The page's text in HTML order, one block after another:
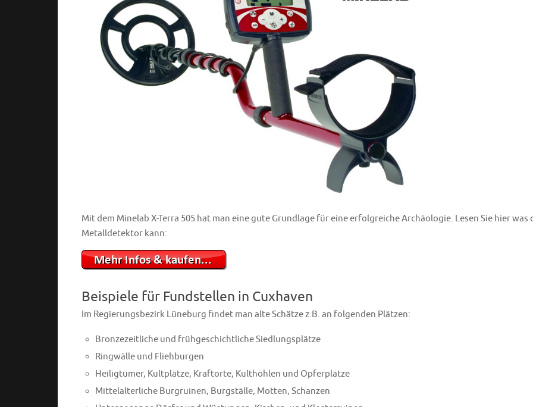
Mit dem Minelab X-Terra 505 hat man eine gute Grundlage für eine erfolgreiche Archäologie. Lesen Sie hier was
Metalldetektor kann:
Beispiele für Fundstellen in Cuxhaven
Im Regierungsbezirk Lüneburg findet man alte Schätze z.B. an folgenden Plätzen:
Bronzezeitliche und frühgeschichtliche Siedlungsplätze
Ringwälle und Fliehburgen
Heiligtümer, Kultplätze, Kraftorte, Kulthöhlen und Opferplätze
Mittelalterliche Burgruinen, Burgställe, Motten, Schanzen